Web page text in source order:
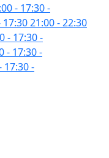
- 17:30-
17:3021:00 - 22:30
- 17:30-
- 17:30-
17:30-